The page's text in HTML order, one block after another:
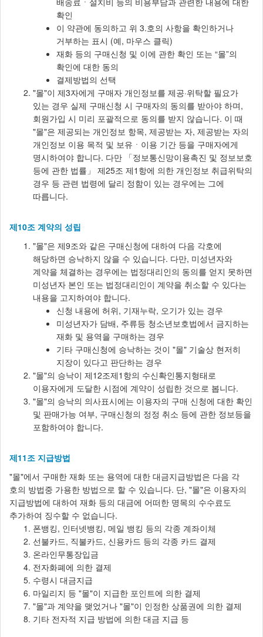
확인
이 약관에 동의하고 위 3.호의 사항을 확인하거나
거부하는 표시 (예, 마우스 클릭)
재화 등의 구매신청 및 이에 관한 확인 또는 “몰”의
확인에 대한 동의
결제방법의 선택
"몰"이 제3자에게 구매자 개인정보를 제공·위탁할 필요가
있는 경우 실제 구매신청 시 구매자의 동의를 받아야 하며,
회원가입 시 미리 포괄적으로 동의를 받지 않습니다. 이 때
"몰"은 제공되는 개인정보 항목, 제공받는 자, 제공받는 자의
개인정보 이용 목적 및 보유ㆍ이용 기간 등을 구매자에게
명시하여야 합니다. 다만 「정보통신망이용촉진 및 정보보호
등에 관한 법률」 제25조 제1항에 의한 개인정보 취급위탁의
경우 등 관련 법령에 달리 정함이 있는 경우에는 그에
따릅니다.
제10조 계약의 성립
"몰"은 제9조와 같은 구매신청에 대하여 다음 각호에
해당하면 승낙하지 않을 수 있습니다. 다만, 미성년자와
계약을 체결하는 경우에는 법정대리인의 동의를 얻지 못하면
미성년자 본인 또는 법정대리인이 계약을 취소할 수 있다는
내용을 고지하여야 합니다.
신청 내용에 허위, 기재누락, 오기가 있는 경우
미성년자가 담배, 주류등 청소년보호법에서 금지하는
재화 및 용역을 구매하는 경우
기타 구매신청에 승낙하는 것이 "몰" 기술상 현저히
지장이 있다고 판단하는 경우
"몰"의 승낙이 제12조제1항의 수신확인통지형태로
이용자에게 도달한 시점에 계약이 성립한 것으로 봅니다.
"몰"의 승낙의 의사표시에는 이용자의 구매 신청에 대한 확인
및 판매가능 여부, 구매신청의 정정 취소 등에 관한 정보등을
포함하여야 합니다.
제11조 지급방법
"몰"에서 구매한 재화 또는 용역에 대한 대금지급방법은 다음 각
호의 방법중 가용한 방법으로 할 수 있습니다. 단, "몰"은 이용자의
지급방법에 대하여 재화 등의 대금에 어떠한 명목의 수수료도
추가하여 징수할 수 없습니다.
폰뱅킹, 인터넷뱅킹, 메일 뱅킹 등의 각종 계좌이체
선불카드, 직불카드, 신용카드 등의 각종 카드 결제
온라인무통장입금
전자화폐에 의한 결제
수령시 대금지급
마일리지 등 "몰"이 지급한 포인트에 의한 결제
"몰"과 계약을 맺었거나 "몰"이 인정한 상품권에 의한 결제
기타 전자적 지급 방법에 의한 대금 지급 등